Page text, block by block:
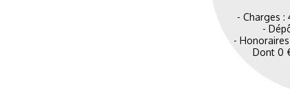
- Charges :
-
-
Dont 0